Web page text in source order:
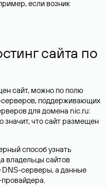
если возник
сайта по
сайт, можно по полю
серверов, поддерживающих
для домена nic.ru:
значит, что сайт размещен
способ узнать
владельцы сайтов
DNS-серверы, а данные
провайдера.